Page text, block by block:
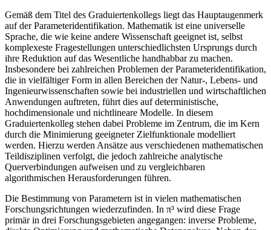
Gemäß dem Titel des Graduiertenkollegs liegt das Hauptaugenmerk
auf der Parameteridentifikation. Mathematik ist eine universelle
Sprache, die wie keine andere Wissenschaft geeignet ist, selbst
komplexeste Fragestellungen unterschiedlichsten Ursprungs durch
ihre Reduktion auf das Wesentliche handhabbar zu machen.
Insbesondere bei zahlreichen Problemen der Parameteridentifikation,
die in vielfältiger Form in allen Bereichen der Natur-, Lebens- und
Ingenieurwissenschaften sowie bei industriellen und wirtschaftlichen
Anwendungen auftreten, führt dies auf deterministische,
hochdimensionale und nichtlineare Modelle. In diesem
Graduiertenkolleg stehen dabei Probleme im Zentrum, die im Kern
durch die Minimierung geeigneter Zielfunktionale modelliert
werden. Hierzu werden Ansätze aus verschiedenen mathematischen
Teildisziplinen verfolgt, die jedoch zahlreiche analytische
Querverbindungen aufweisen und zu vergleichbaren
algorithmischen Herausforderungen führen.
Die Bestimmung von Parametern ist in vielen mathematischen
Forschungsrichtungen wiederzufinden. In π³ wird diese Frage
primär in drei Forschungsgebieten angegangen: inverse Probleme,